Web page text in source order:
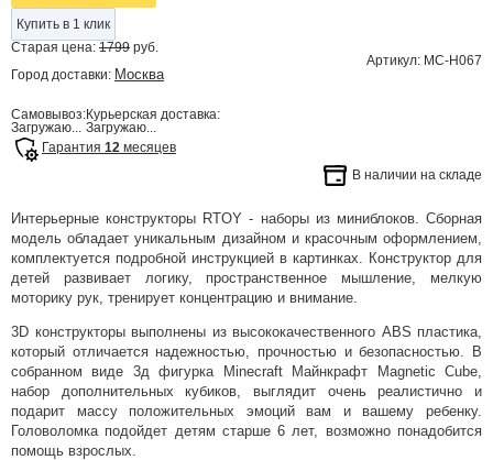
Купить в 1 клик
Старая цена: 1799 руб.
Артикул: MC-H067
Город доставки: Москва
Самовывоз:
Загружаю...
Курьерская доставка:
Загружаю...
Гарантия 12 месяцев
В наличии на складе
Интерьерные конструкторы RTOY - наборы из миниблоков. Сборная
модель обладает уникальным дизайном и красочным оформлением,
комплектуется подробной инструкцией в картинках. Конструктор для
детей развивает логику, пространственное мышление, мелкую
моторику рук, тренирует концентрацию и внимание.
3D конструкторы выполнены из высококачественного ABS пластика,
который отличается надежностью, прочностью и безопасностью. В
собранном виде 3д фигурка Minecraft Майнкрафт Magnetic Cube,
набор дополнительных кубиков, выглядит очень реалистично и
подарит массу положительных эмоций вам и вашему ребенку.
Головоломка подойдет детям старше 6 лет, возможно понадобится
помощь взрослых.